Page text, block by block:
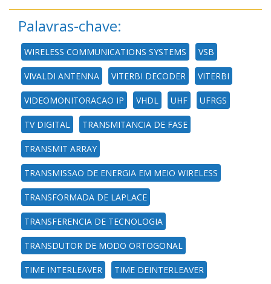
Palavras-chave:
WIRELESS COMMUNICATIONS SYSTEMS VSB
VIVALDI ANTENNA VITERBI DECODER VITERBI
VIDEOMONITORACAO IP VHDL UHF UFRGS
TV DIGITAL TRANSMITANCIA DE FASE
TRANSMIT ARRAY
TRANSMISSAO DE ENERGIA EM MEIO WIRELESS
TRANSFORMADA DE LAPLACE
TRANSFERENCIA DE TECNOLOGIA
TRANSDUTOR DE MODO ORTOGONAL
TIME INTERLEAVER TIME DEINTERLEAVER